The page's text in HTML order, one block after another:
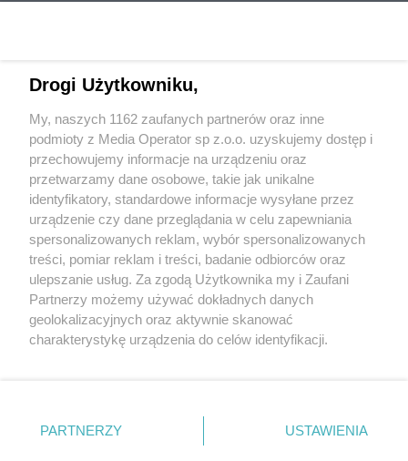
Wydawca mediówlokalnych
Nie zapomnij
zapoznać się z:
polityką prywatności
Twojemiasto
Piekary Śląskie
Chorzów
Tarnowskie Góry
Gliwice
Skontakuj sięz nami
Kontakt
Redakcja
Newsletter
Drogi Użytkowniku,
My, naszych 1162 zaufanych partnerów oraz inne
podmioty z Media Operator sp z.o.o. uzyskujemy dostęp i
przechowujemy informacje na urządzeniu oraz
przetwarzamy dane osobowe, takie jak unikalne
identyfikatory, standardowe informacje wysyłane przez
urządzenie czy dane przeglądania w celu zapewniania
spersonalizowanych reklam, wybór spersonalizowanych
treści, pomiar reklam i treści, badanie odbiorców oraz
ulepszanie usług. Za zgodą Użytkownika my i Zaufani
Partnerzy możemy używać dokładnych danych
geolokalizacyjnych oraz aktywnie skanować
charakterystykę urządzenia do celów identyfikacji.
zmienić/wycofać klikając przycisk ustawień prywatności
znajdujący się w lewym dolnym rogu strony
PARTNERZY USTAWIENIA